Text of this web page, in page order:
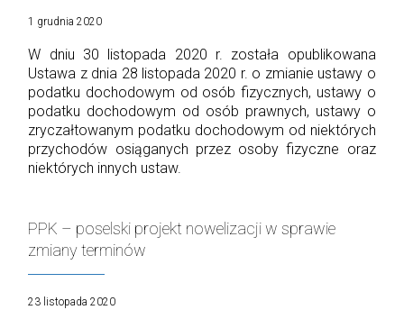
1 grudnia 2020
W dniu 30 listopada 2020 r. została opublikowana
Ustawa z dnia 28 listopada 2020 r. o zmianie ustawy o
podatku dochodowym od osób fizycznych, ustawy o
podatku dochodowym od osób prawnych, ustawy o
zryczałtowanym podatku dochodowym od niektórych
przychodów osiąganych przez osoby fizyczne oraz
niektórych innych ustaw.
PPK – poselski projekt nowelizacji w sprawie
zmiany terminów
23 listopada 2020